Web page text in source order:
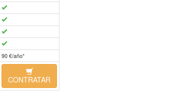
90 €/año*
CONTRATAR